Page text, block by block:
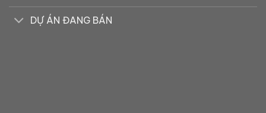
DỰ ÁN ĐANG BÁN